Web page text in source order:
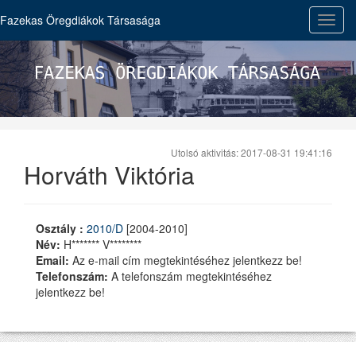
Fazekas Öregdiákok Társasága
Utolsó aktivitás: 2017-08-31 19:41:16
Horváth Viktória
Osztály : 2010/D [2004-2010]
Név: H******* V********
Email: Az e-mail cím megtekintéséhez jelentkezz be!
Telefonszám: A telefonszám megtekintéséhez
jelentkezz be!